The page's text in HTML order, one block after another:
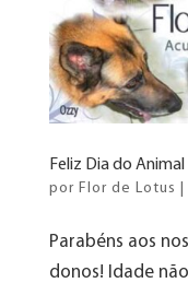
Feliz Dia do
por Flor de Lotus
Parabéns aos
donos! Idade